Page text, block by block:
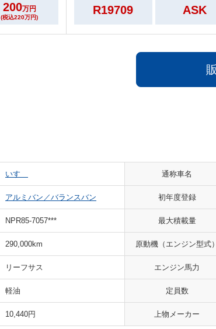
200万円
(税込220万円)
R19709 ASK
いすゞ 通称車名
アルミバン／バランスバン 初年度登録
NPR85-7057*** 最大積載量
290,000km 原動機（エンジン型式）
リーフサス エンジン馬力
軽油 定員数
10,440円 上物メーカー